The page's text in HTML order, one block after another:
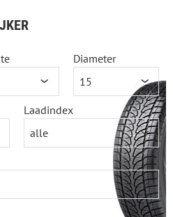
Diameter
Laadindex